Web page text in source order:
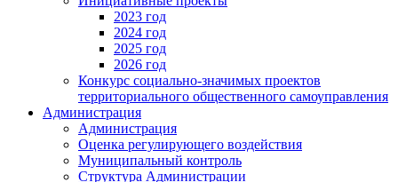
2023 год
2024 год
2025 год
2026 год
Конкурс социально-значимых проектов
территориального общественного самоуправления
Администрация
Администрация
Оценка регулирующего воздействия
Муниципальный контроль
Структура Администрации